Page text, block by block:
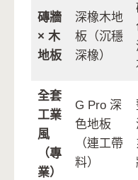
磚牆
× 木
地板
深橡木地
板（沉穩
深橡）
全套
工業
風
（專
業）
G Pro 深
色地板
（連工帶
料）